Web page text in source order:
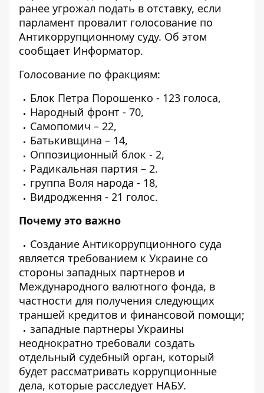
ранее угрожал подать в отставку, если
парламент провалит голосование по
Антикоррупционному суду. Об этом
сообщает Информатор.
Голосование по фракциям:
Блок Петра Порошенко - 123 голоса,
Народный фронт - 70,
Самопомич – 22,
Батькивщина – 14,
Оппозиционный блок - 2,
Радикальная партия – 2.
группа Воля народа - 18,
Видродження - 21 голос.
Почему это важно
Создание Антикоррупционного суда
является требованием к Украине со
стороны западных партнеров и
Международного валютного фонда, в
частности для получения следующих
траншей кредитов и финансовой помощи;
западные партнеры Украины
неоднократно требовали создать
отдельный судебный орган, который
будет рассматривать коррупционные
дела, которые расследует НАБУ.